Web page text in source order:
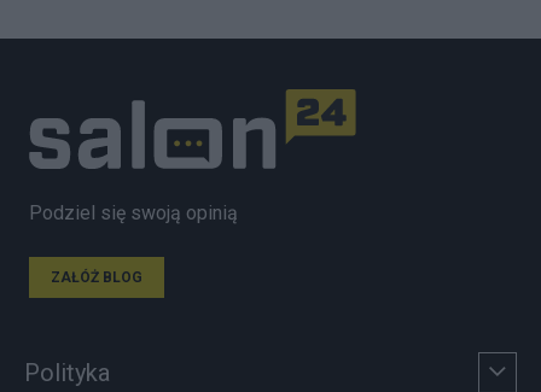
Podziel się swoją opinią
ZAŁÓŻ BLOG
Polityka